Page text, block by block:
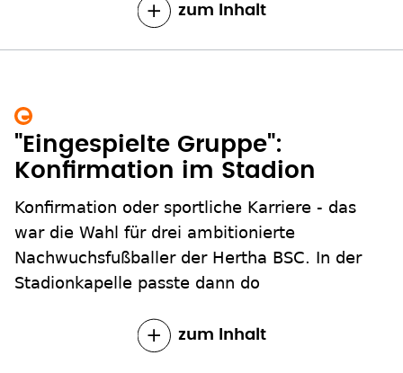
zum Inhalt
"Eingespielte Gruppe":
Konfirmation im Stadion
Konfirmation oder sportliche Karriere - das
war die Wahl für drei ambitionierte
Nachwuchsfußballer der Hertha BSC. In der
Stadionkapelle passte dann do
zum Inhalt